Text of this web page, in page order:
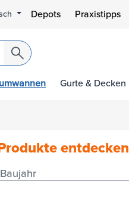
Depots Praxistipps
Gurte & Decken
entdecken